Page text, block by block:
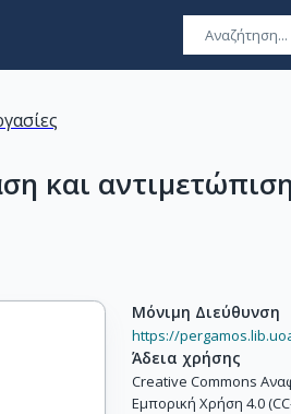
και
Μόνιμη Διεύθυνση
https://
Άδεια χρήσης
Creative Commons
Εμπορική Χρήση 4.0